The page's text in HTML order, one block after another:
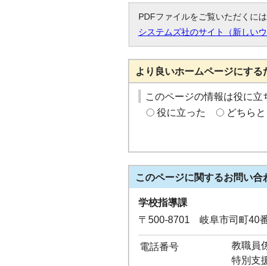
PDFファイルをご覧いただくに
システムズ社のサイト（新しいウ
より良いホームページにする
このページの情報は役に立
役に立った
どちら
このページに関するお問い合
学校指導課
〒500-8701 岐阜市司町40
電話番号
教職員
特別支